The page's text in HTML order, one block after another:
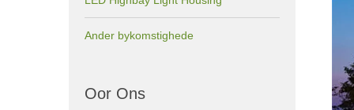
Ander bykomstighede
Oor Ons